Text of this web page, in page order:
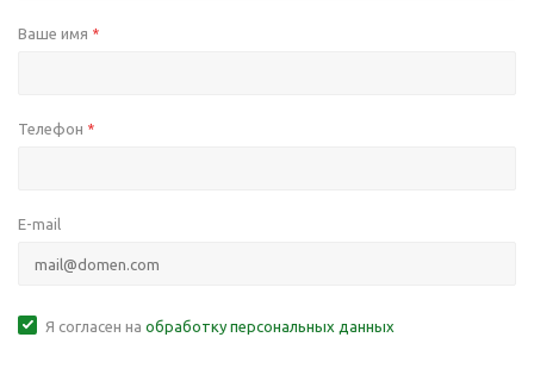
Ваше имя *
Телефон *
E-mail
Я согласен на обработку персональных данных